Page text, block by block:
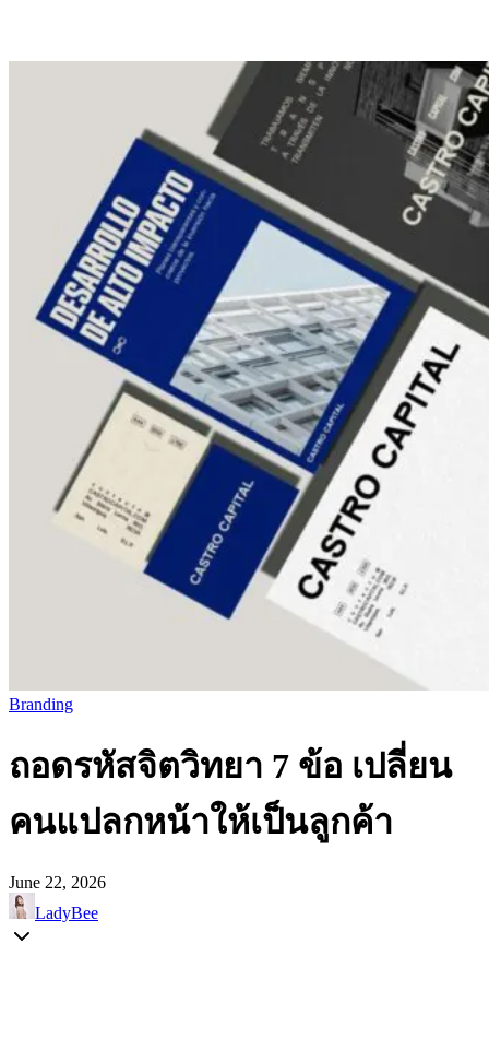
Branding
ถอดรหัสจิตวิทยา 7 ข้อ เปลี่ยน
คนแปลกหน้าให้เป็นลูกค้า
June 22, 2026
LadyBee